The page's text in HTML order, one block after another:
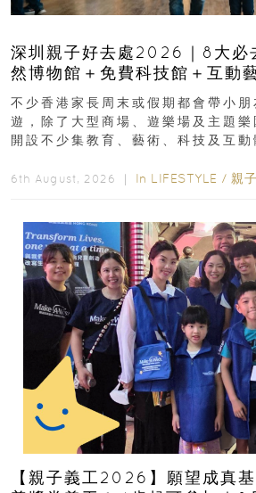
深圳親子好去處2026｜8大必
然博物館＋免費科技館＋互動
齡、交通、門票、開放時間
不少香港家長周末或假期都會帶小朋
遊，除了大型商場、遊樂場及主題樂
開設不少集教育、藝術、科技及互
6th August, 2026 ｜ In LIFESTYLE / 親
【親子義工2026】願望成真